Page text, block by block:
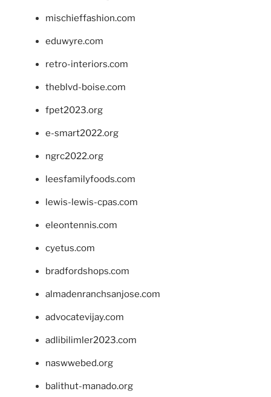
mischieffashion.com
eduwyre.com
retro-interiors.com
theblvd-boise.com
fpet2023.org
e-smart2022.org
ngrc2022.org
leesfamilyfoods.com
lewis-lewis-cpas.com
eleontennis.com
cyetus.com
bradfordshops.com
almadenranchsanjose.com
advocatevijay.com
adlibilimler2023.com
naswwebed.org
balithut-manado.org